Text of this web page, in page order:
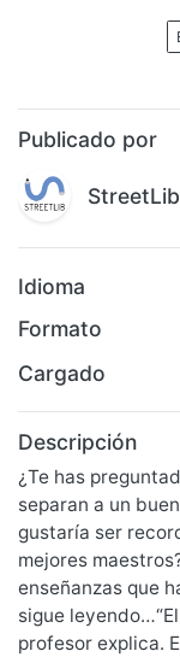
Publicado por
Idioma
Formato
Cargado
Descripción
¿Te has
separan a un
gustaría ser
mejores
enseñanzas que
sigue
profesor explica.